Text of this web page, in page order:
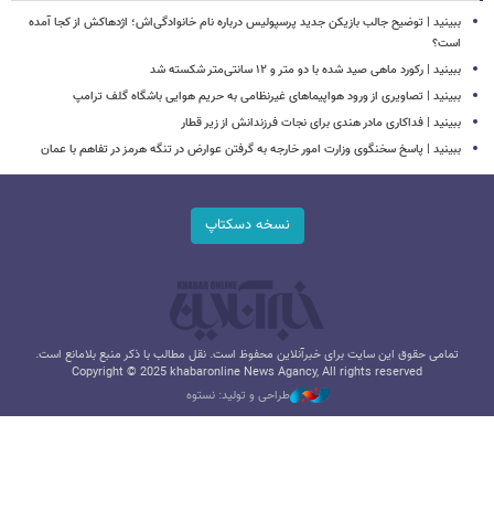
ببینید | توضیح جالب بازیکن جدید پرسپولیس درباره نام خانوادگی‌اش؛ اژدهاکش از کجا آمده
است؟
ببینید | رکورد ماهی صید شده با دو متر و ۱۲ سانتی‌متر شکسته شد
ببینید | تصاویری از ورود هواپیماهای غیرنظامی به حریم هوایی باشگاه گلف ترامپ
ببینید | فداکاری مادر هندی برای نجات فرزندانش از زیر قطار
ببینید | پاسخ سخنگوی وزارت امور خارجه به گرفتن عوارض در تنگه هرمز در تفاهم با عمان
نسخه دسکتاپ
تمامی حقوق این سایت برای خبرآنلاین محفوظ است. نقل مطالب با ذکر منبع بلامانع است.
Copyright © 2025 khabaronline News Agancy, All rights reserved
طراحی و تولید: نستوه